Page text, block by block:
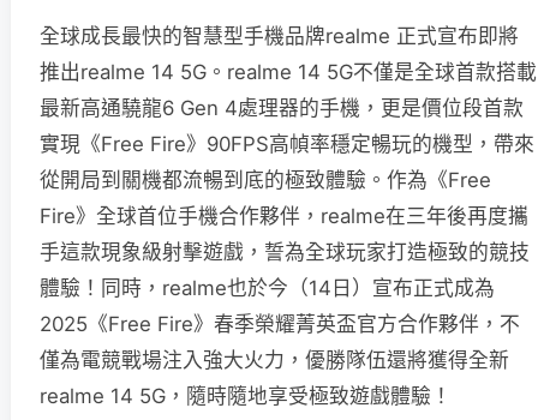
全球成長最快的智慧型手機品牌realme 正式宣布即將
推出realme 14 5G。realme 14 5G不僅是全球首款搭載
最新高通驍龍6 Gen 4處理器的手機，更是價位段首款
實現《Free Fire》90FPS高幀率穩定暢玩的機型，帶來
從開局到關機都流暢到底的極致體驗。作為《Free
Fire》全球首位手機合作夥伴，realme在三年後再度攜
手這款現象級射擊遊戲，誓為全球玩家打造極致的競技
體驗！同時，realme也於今（14日）宣布正式成為
2025《Free Fire》春季榮耀菁英盃官方合作夥伴，不
僅為電競戰場注入強大火力，優勝隊伍還將獲得全新
realme 14 5G，隨時隨地享受極致遊戲體驗！